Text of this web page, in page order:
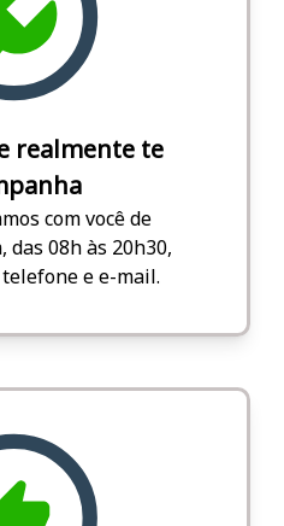
realmente te
com você de
das 08h às 20h30,
e e-mail.